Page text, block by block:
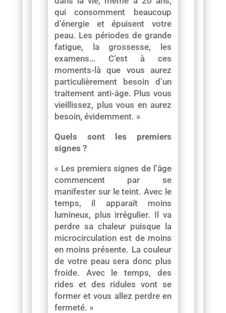
qui consomment beaucoup
d’énergie et épuisent votre
peau. Les périodes de grande
fatigue, la grossesse, les
examens… C’est à ces
moments-là que vous aurez
particulièrement besoin d’un
traitement anti-âge. Plus vous
vieillissez, plus vous en aurez
besoin, évidemment. »
Quels sont les premiers
signes ?
« Les premiers signes de l’âge
commencent par se
manifester sur le teint. Avec le
temps, il apparaît moins
lumineux, plus irrégulier. Il va
perdre sa chaleur puisque la
microcirculation est de moins
en moins présente. La couleur
de votre peau sera donc plus
froide. Avec le temps, des
rides et des ridules vont se
former et vous allez perdre en
fermeté. »